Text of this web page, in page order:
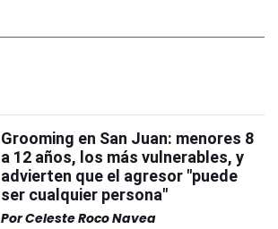
Grooming en San Juan: menores 8
a 12 años, los más vulnerables, y
advierten que el agresor "puede
ser cualquier persona"
PorCeleste Roco Navea